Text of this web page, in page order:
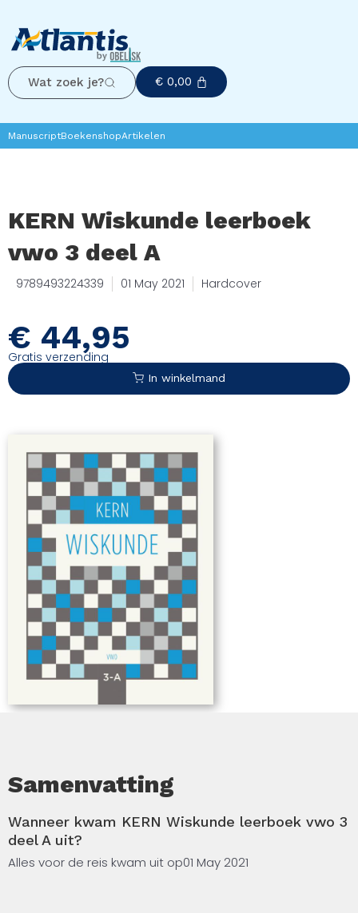
Wat zoek je? € 0,00
ManuscriptBoekenshopArtikelen
KERN Wiskunde leerboek
vwo 3 deel A
9789493224339 01 May 2021 Hardcover
€ 44,95
Gratis verzending
In winkelmand
Samenvatting
Wanneer kwam KERN Wiskunde leerboek vwo 3
deel A uit?
Alles voor de reis kwam uit op01 May 2021